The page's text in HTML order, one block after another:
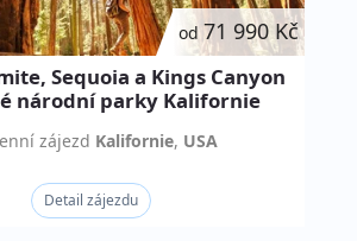
od 71 990 Kč
Sequoia a Kings Canyon
národní parky Kalifornie
zájezd Kalifornie, USA
Detail zájezdu